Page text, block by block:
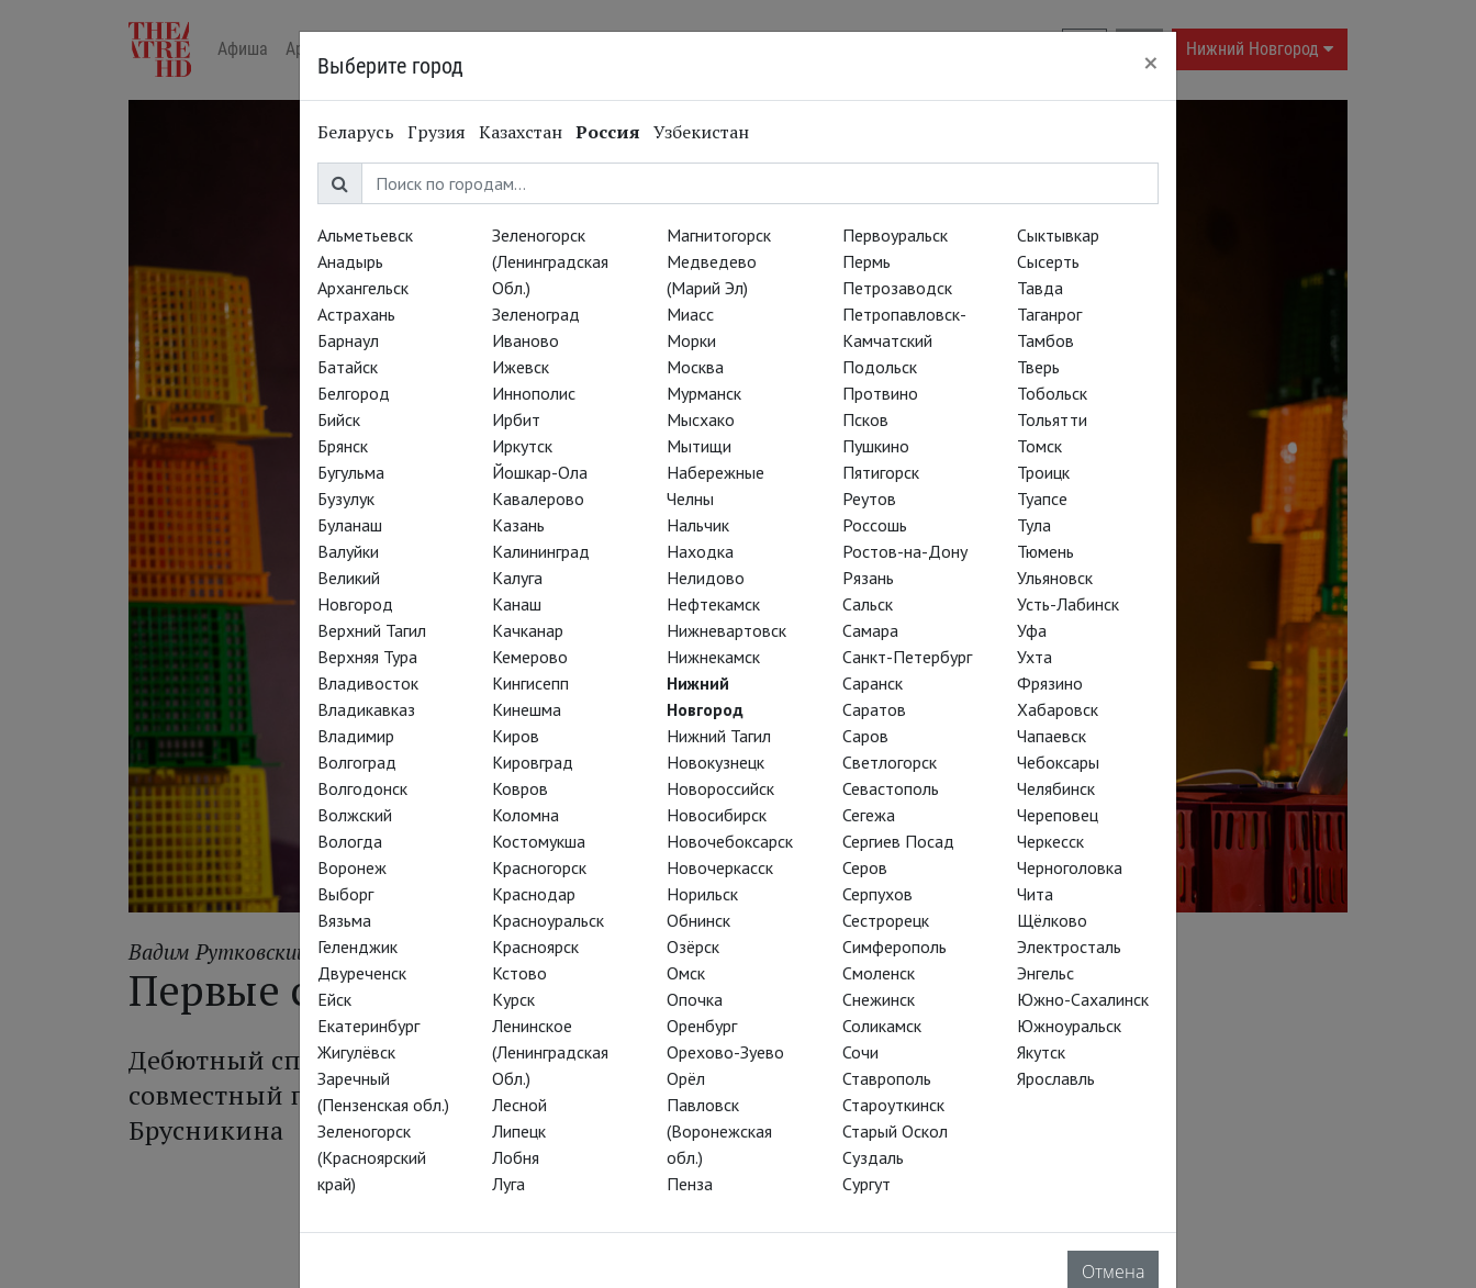
Нижний Новгород
Афиша Арт-лекторий в кино
Вадим Рутковский
Первые стихи
Дебютный спектакль Андрея Гордина «Хорошо, что я такой» –
совместный проект театра «Практика» и Мастерской
Брусникина
«Спектакль-концерт для больших детей и маленьких взрослых», впервые
показанный в рамках фестиваля «Территория. Kids» – самый светлый час,
Выберите город ×
Беларусь Грузия Казахстан Россия Узбекистан
Альметьевск
Анадырь
Архангельск
Астрахань
Барнаул
Батайск
Белгород
Бийск
Брянск
Бугульма
Бузулук
Буланаш
Валуйки
Великий
Новгород
Верхний Тагил
Верхняя Тура
Владивосток
Владикавказ
Владимир
Волгоград
Волгодонск
Волжский
Вологда
Воронеж
Выборг
Вязьма
Геленджик
Двуреченск
Ейск
Екатеринбург
Жигулёвск
Заречный
(Пензенская обл.)
Зеленогорск
(Красноярский
край)
Зеленогорск
(Ленинградская
Обл.)
Зеленоград
Иваново
Ижевск
Иннополис
Ирбит
Иркутск
Йошкар-Ола
Кавалерово
Казань
Калининград
Калуга
Канаш
Качканар
Кемерово
Кингисепп
Кинешма
Киров
Кировград
Ковров
Коломна
Костомукша
Красногорск
Краснодар
Красноуральск
Красноярск
Кстово
Курск
Ленинское
(Ленинградская
Обл.)
Лесной
Липецк
Лобня
Луга
Магнитогорск
Медведево
(Марий Эл)
Миасс
Морки
Москва
Мурманск
Мысхако
Мытищи
Набережные
Челны
Нальчик
Находка
Нелидово
Нефтекамск
Нижневартовск
Нижнекамск
Нижний
Новгород
Нижний Тагил
Новокузнецк
Новороссийск
Новосибирск
Новочебоксарск
Новочеркасск
Норильск
Обнинск
Озёрск
Омск
Опочка
Оренбург
Орехово-Зуево
Орёл
Павловск
(Воронежская
обл.)
Пенза
Первоуральск
Пермь
Петрозаводск
Петропавловск-
Камчатский
Подольск
Протвино
Псков
Пушкино
Пятигорск
Реутов
Россошь
Ростов-на-Дону
Рязань
Сальск
Самара
Санкт-Петербург
Саранск
Саратов
Саров
Светлогорск
Севастополь
Сегежа
Сергиев Посад
Серов
Серпухов
Сестрорецк
Симферополь
Смоленск
Снежинск
Соликамск
Сочи
Ставрополь
Староуткинск
Старый Оскол
Суздаль
Сургут
Сыктывкар
Сысерть
Тавда
Таганрог
Тамбов
Тверь
Тобольск
Тольятти
Томск
Троицк
Туапсе
Тула
Тюмень
Ульяновск
Усть-Лабинск
Уфа
Ухта
Фрязино
Хабаровск
Чапаевск
Чебоксары
Челябинск
Череповец
Черкесск
Черноголовка
Чита
Щёлково
Электросталь
Энгельс
Южно-Сахалинск
Южноуральск
Якутск
Ярославль
Отмена